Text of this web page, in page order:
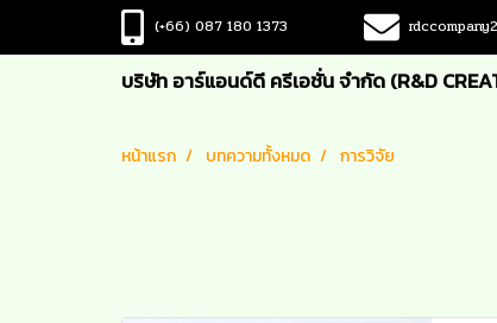
(+66) 087 180 1373
บริษัท อาร์แอนด์ดี ครีเอชั่น จำกัด (R&D
หน้าแรก บทความทั้งหมด การวิจัย